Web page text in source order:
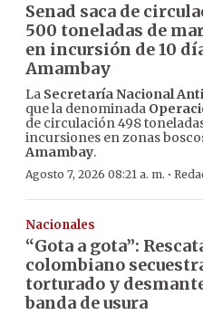
Senad saca de
500 toneladas de
en incursión de 10
Amambay
La Secretaría Nacional
que la denominada
de circulación 498
incursiones en zonas
Amambay.
Agosto 7, 2026 08:21 a. m. ·
Nacionales
“Gota a gota”:
colombiano
torturado y
banda de usura